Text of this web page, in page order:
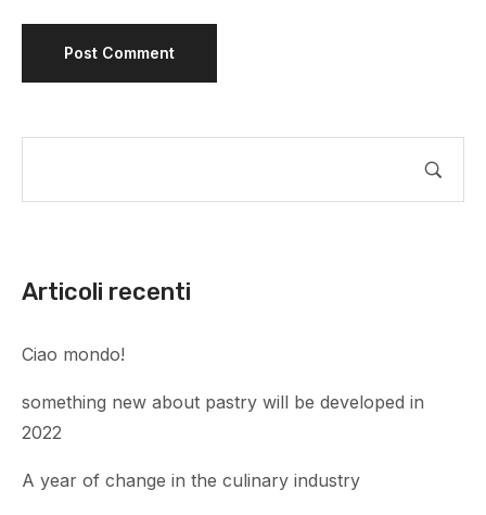
Articoli recenti
Ciao mondo!
something new about pastry will be developed in
2022
A year of change in the culinary industry